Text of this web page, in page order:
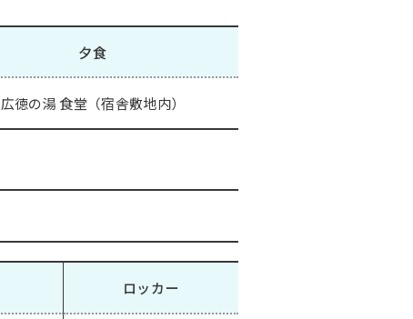
夕食
広徳の湯 食堂（宿舎敷地内）
ロッカー